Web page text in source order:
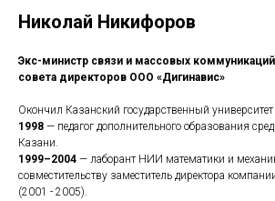
Николай Никифоров
Экс-министр связи и массовых
совета директоров ООО «Дигинавис»
Окончил Казанский государственный
1998 — педагог дополнительного образования
Казани.
1999–2004 — лаборант НИИ математики и
совместительству заместитель директора
(2001 - 2005).